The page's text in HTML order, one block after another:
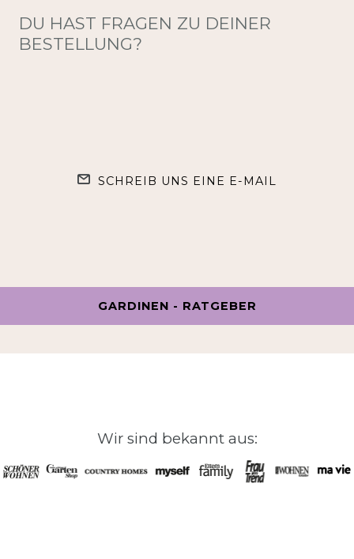
DU HAST FRAGEN ZU DEINER
BESTELLUNG?
SCHREIB UNS EINE E-MAIL
GARDINEN - RATGEBER
Wir sind bekannt aus: